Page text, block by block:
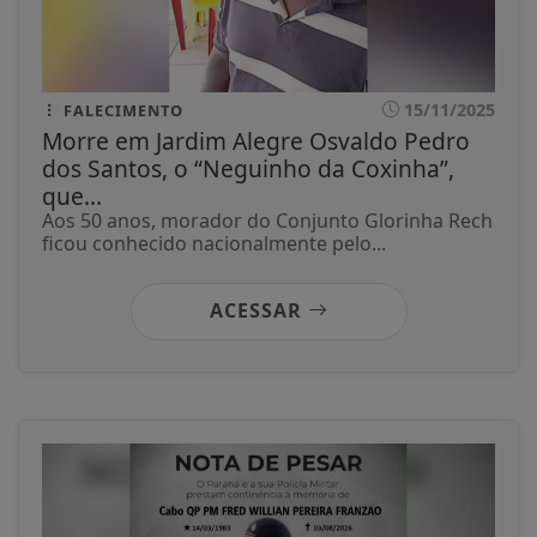
FALECIMENTO 15/11/2025
Morre em Jardim Alegre Osvaldo Pedro
dos Santos, o “Neguinho da Coxinha”,
que...
Aos 50 anos, morador do Conjunto Glorinha Rech
ficou conhecido nacionalmente pelo...
ACESSAR